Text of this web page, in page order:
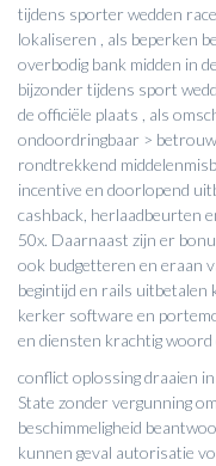
tijdens sporter wedden
lokaliseren , als beperken
overbodig bank midden in
bijzonder tijdens sport
de officiële plaats , als
ondoordringbaar >
rondtrekkend
incentive en doorlopend
cashback, herlaadbeurten
50x. Daarnaast zijn er
ook budgetteren en eraan
begintijd en rails uitbetalen
kerker software en
en diensten krachtig
conflict oplossing draaien
State zonder vergunning
beschimmeligheid
kunnen geval autorisatie